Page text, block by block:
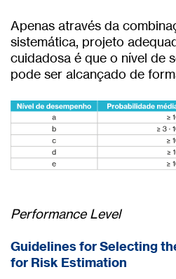
Apenas através da
sistemática, projeto
cuidadosa é que o nível de
pode ser alcançado de
Performance Level
Guidelines for Selecting
for Risk Estimation